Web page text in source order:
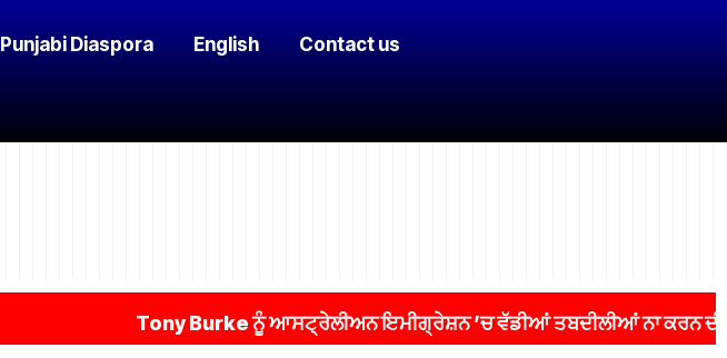
Punjabi Diaspora English Contact us
Tony Burke ਨੂੰ ਆਸਟ੍ਰੇਲੀਅਨ ਇਮੀਗ੍ਰੇਸ਼ਨ ’ਚ ਵੱਡੀਆਂ ਤਬਦੀਲੀਆਂ ਨਾ ਕਰਨ ਦੀ ਅਪੀਲ